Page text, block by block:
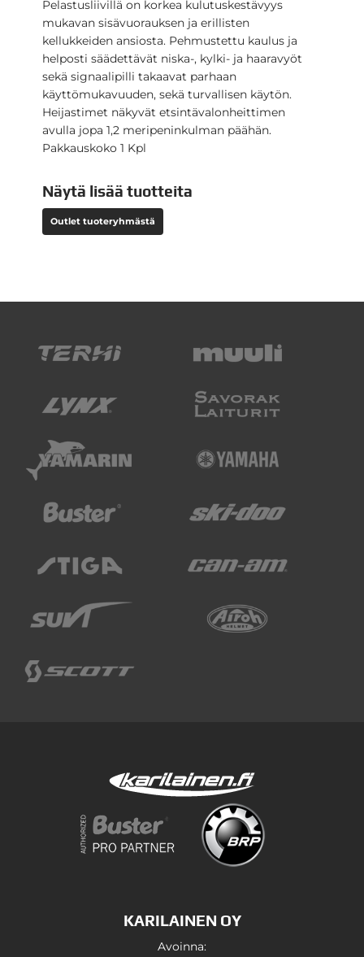
Pelastusliivillä on korkea kulutuskestävyys
mukavan sisävuorauksen ja erillisten
kellukkeiden ansiosta. Pehmustettu kaulus ja
helposti säädettävät niska-, kylki- ja haaravyöt
sekä signaalipilli takaavat parhaan
käyttömukavuuden, sekä turvallisen käytön.
Heijastimet näkyvät etsintävalonheittimen
avulla jopa 1,2 meripeninkulman päähän.
Pakkauskoko 1 Kpl
Näytä lisää tuotteita
Outlet tuoteryhmästä
KARILAINEN OY
Avoinna: